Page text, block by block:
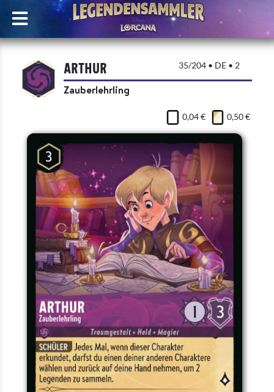
35/204 • DE • 2
Arthur
Zauberlehrling
0,04 € 0,50 €